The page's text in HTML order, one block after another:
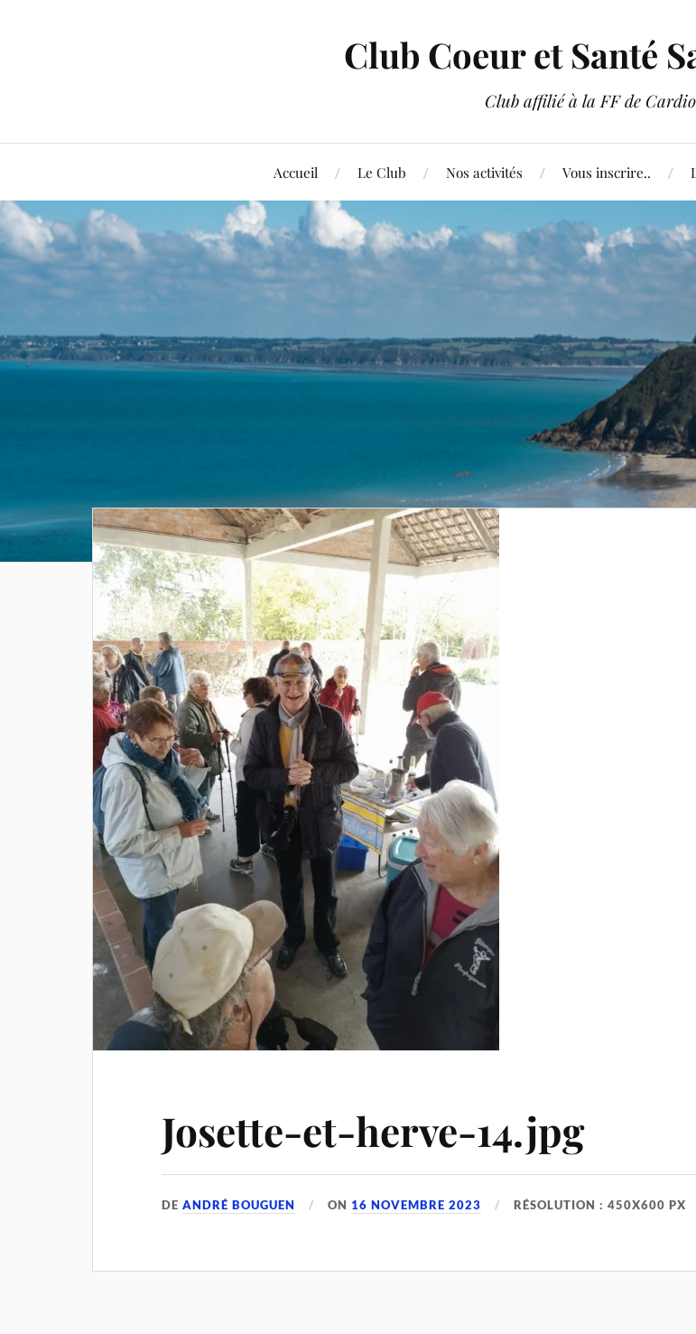
Club Coeur et Santé
Club affilié à la FF de
Accueil Le Club Nos activités Vous inscrire..
Josette-et-herve-14.jpg
DEANDRÉ BOUGUEN ON 16 NOVEMBRE 2023 RÉSOLUTION : 450X600 PX